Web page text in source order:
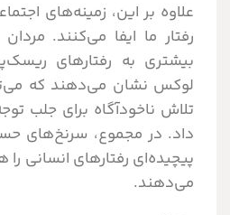
علاوه بر این، زمینه‌های
رفتار ما ایفا می‌کنند.
بیشتری به رفتارهای
لوکس نشان می‌دهند که
تلاش ناخودآگاه برای جلب
داد. در مجموع، سرنخ‌های
پیچیده‌ای رفتارهای انسانی را
می‌دهند.